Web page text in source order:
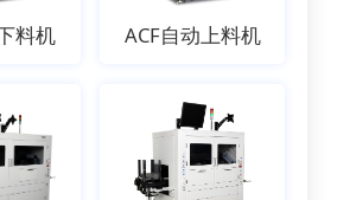
料机 ACF自动上料机